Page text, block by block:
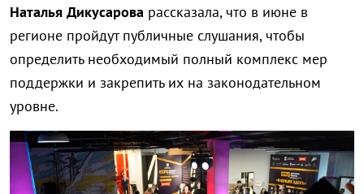
Наталья Дикусарова рассказала, что в июне в
регионе пройдут публичные слушания, чтобы
определить необходимый полный комплекс мер
поддержки и закрепить их на законодательном
уровне.